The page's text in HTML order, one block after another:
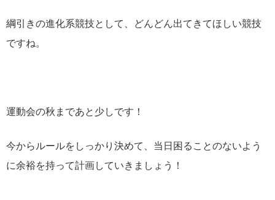
綱引きの進化系競技として、どんどん出てきてほしい競技
ですね。
運動会の秋まであと少しです！
今からルールをしっかり決めて、当日困ることのないよう
に余裕を持って計画していきましょう！